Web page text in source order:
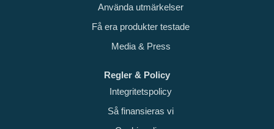
Använda utmärkelser
Få era produkter testade
Media & Press
Regler & Policy
Integritetspolicy
Så finansieras vi